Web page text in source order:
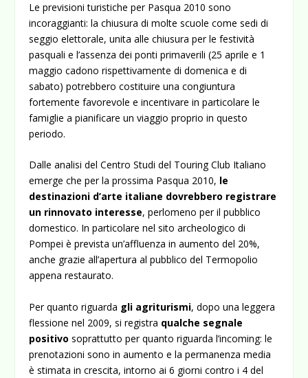
Le previsioni turistiche per Pasqua 2010 sono
incoraggianti: la chiusura di molte scuole come sedi di
seggio elettorale, unita alle chiusura per le festività
pasquali e l’assenza dei ponti primaverili (25 aprile e 1
maggio cadono rispettivamente di domenica e di
sabato) potrebbero costituire una congiuntura
fortemente favorevole e incentivare in particolare le
famiglie a pianificare un viaggio proprio in questo
periodo.
Dalle analisi del Centro Studi del Touring Club Italiano
emerge che per la prossima Pasqua 2010, le
destinazioni d’arte italiane dovrebbero registrare
un rinnovato interesse, perlomeno per il pubblico
domestico. In particolare nel sito archeologico di
Pompei è prevista un’affluenza in aumento del 20%,
anche grazie all’apertura al pubblico del Termopolio
appena restaurato.
Per quanto riguarda gli agriturismi, dopo una leggera
flessione nel 2009, si registra qualche segnale
positivo soprattutto per quanto riguarda l’incoming: le
prenotazioni sono in aumento e la permanenza media
è stimata in crescita, intorno ai 6 giorni contro i 4 del